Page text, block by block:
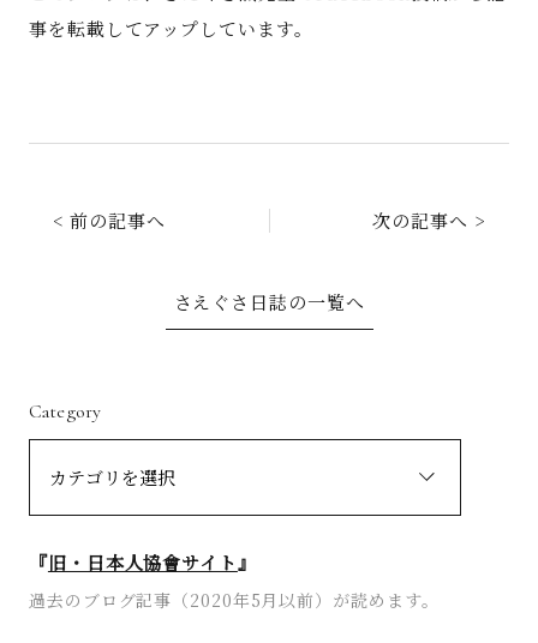
事を転載してアップしています。
< 前の記事へ 次の記事へ >
さえぐさ日誌の一覧へ
Category
『旧・日本人協會サイト』
過去のブログ記事（2020年5月以前）が読めます。